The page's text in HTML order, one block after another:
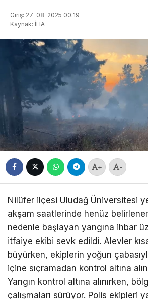
Giriş: 27-08-2025 00:19
Kaynak: İHA
+ -
Nilüfer ilçesi Uludağ Üniversitesi
akşam saatlerinde henüz
nedenle başlayan yangına ihbar
itfaiye ekibi sevk edildi. Alevler
büyürken, ekiplerin yoğun
içine sıçramadan kontrol altına
Yangın kontrol altına alınırken,
çalışmaları sürüyor. Polis ekipleri